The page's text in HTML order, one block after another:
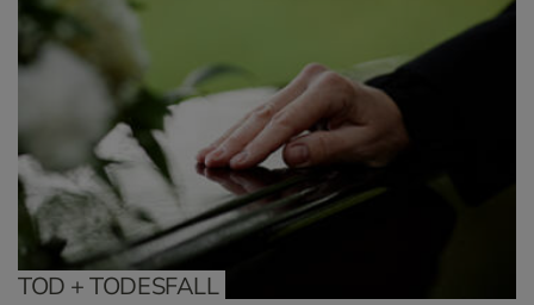
TOD + TODESFALL